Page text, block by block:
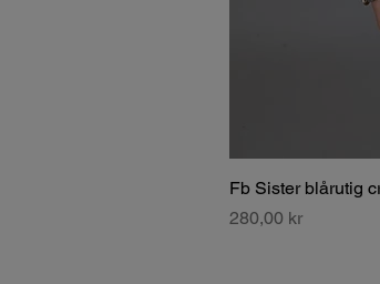
Fb Sister blårutig
Pris
280,00 kr